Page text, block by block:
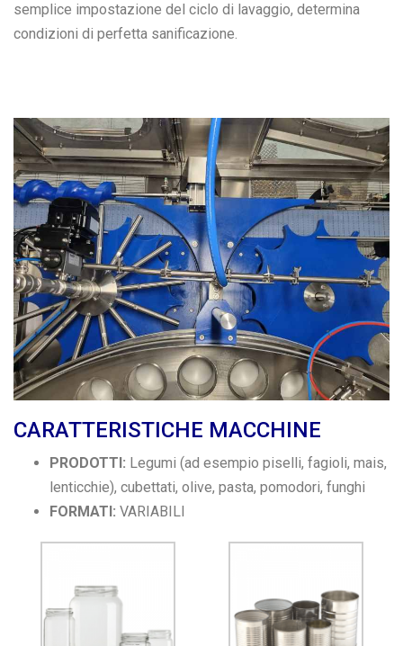
semplice impostazione del ciclo di lavaggio, determina
condizioni di perfetta sanificazione.
CARATTERISTICHE MACCHINE
PRODOTTI: Legumi (ad esempio piselli, fagioli, mais,
lenticchie), cubettati, olive, pasta, pomodori, funghi
FORMATI: VARIABILI